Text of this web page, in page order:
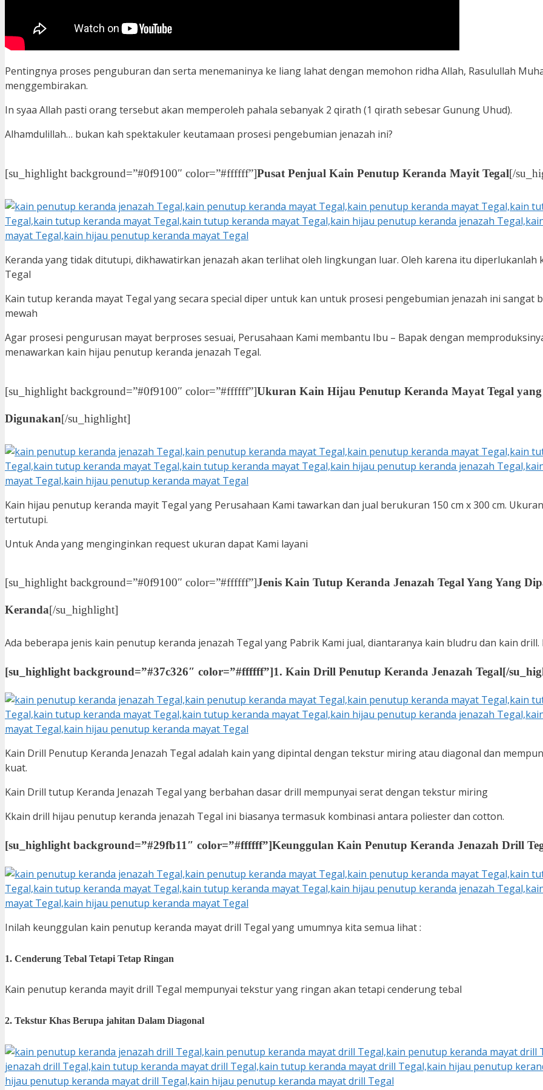
Pentingnya proses penguburan dan serta menemaninya ke liang lahat dengan memohon ridha Allah, Rasulullah
menggembirakan.
In syaa Allah pasti orang tersebut akan memperoleh pahala sebanyak 2 qirath (1 qirath sebesar Gunung Uhud).
Alhamdulillah… bukan kah spektakuler keutamaan prosesi pengebumian jenazah ini?
[su_highlight background=”#0f9100″ color=”#ffffff”]Pusat Penjual Kain Penutup Keranda Mayit Tegal[/
Keranda yang tidak ditutupi, dikhawatirkan jenazah akan terlihat oleh lingkungan luar. Oleh karena itu diperlukanlah
Tegal
Kain tutup keranda mayat Tegal yang secara special diper untuk kan untuk prosesi pengebumian jenazah ini sangat
mewah
Agar prosesi pengurusan mayat berproses sesuai, Perusahaan Kami membantu Ibu – Bapak dengan
menawarkan kain hijau penutup keranda jenazah Tegal.
[su_highlight background=”#0f9100″ color=”#ffffff”]Ukuran Kain Hijau Penutup Keranda Mayat Tegal yang
Digunakan[/su_highlight]
Kain hijau penutup keranda mayit Tegal yang Perusahaan Kami tawarkan dan jual berukuran 150 cm x 300 cm.
tertutupi.
Untuk Anda yang menginginkan request ukuran dapat Kami layani
[su_highlight background=”#0f9100″ color=”#ffffff”]Jenis Kain Tutup Keranda Jenazah Tegal Yang Yang
Keranda[/su_highlight]
Ada beberapa jenis kain penutup keranda jenazah Tegal yang Pabrik Kami jual, diantaranya kain bludru dan kain drill.
[su_highlight background=”#37c326″ color=”#ffffff”]1. Kain Drill Penutup Keranda Jenazah Tegal[/
Kain Drill Penutup Keranda Jenazah Tegal adalah kain yang dipintal dengan tekstur miring atau diagonal dan
kuat.
Kain Drill tutup Keranda Jenazah Tegal yang berbahan dasar drill mempunyai serat dengan tekstur miring
Kkain drill hijau penutup keranda jenazah Tegal ini biasanya termasuk kombinasi antara poliester dan cotton.
[su_highlight background=”#29fb11″ color=”#ffffff”]Keunggulan Kain Penutup Keranda Jenazah Drill
Inilah keunggulan kain penutup keranda mayat drill Tegal yang umumnya kita semua lihat :
1. Cenderung Tebal Tetapi Tetap Ringan
Kain penutup keranda mayit drill Tegal mempunyai tekstur yang ringan akan tetapi cenderung tebal
2. Tekstur Khas Berupa jahitan Dalam Diagonal